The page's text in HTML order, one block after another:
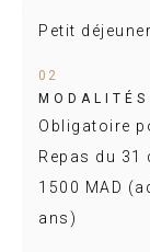
Petit
02
Obligatoire
Repas du 31
1500 MAD
ans)